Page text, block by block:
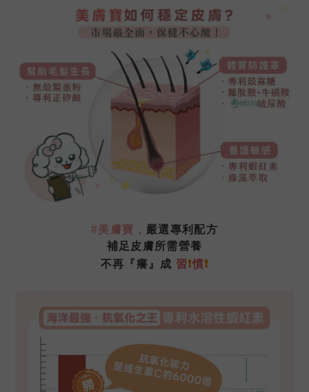
#美膚寶 ， 嚴選專利配方
補足皮膚所需營養
不再『癢』成 習❗慣❗